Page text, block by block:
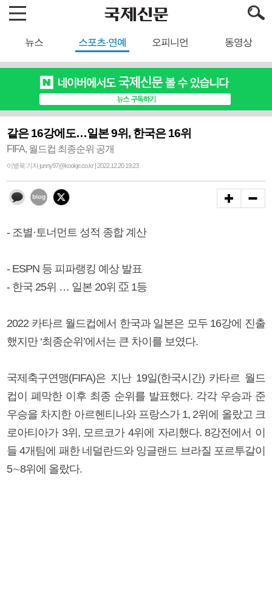
뉴스 스포츠·연예 오피니언 동영상
같은 16강에도…일본 9위, 한국은 16위
FIFA, 월드컵 최종순위 공개
이병욱 기자 junny97@kookje.co.kr | 2022.12.20 19:23
- 조별·토너먼트 성적 종합 계산
- ESPN 등 피파랭킹 예상 발표
- 한국 25위 … 일본 20위 亞 1등
2022 카타르 월드컵에서 한국과 일본은 모두 16강에 진출
했지만 ‘최종순위’에서는 큰 차이를 보였다.
국제축구연맹(FIFA)은 지난 19일(한국시간) 카타르 월드
컵이 폐막한 이후 최종 순위를 발표했다. 각각 우승과 준
우승을 차지한 아르헨티나와 프랑스가 1, 2위에 올랐고 크
로아티아가 3위, 모르코가 4위에 자리했다. 8강전에서 이
들 4개팀에 패한 네덜란드와 잉글랜드 브라질 포르투갈이
5∼8위에 올랐다.